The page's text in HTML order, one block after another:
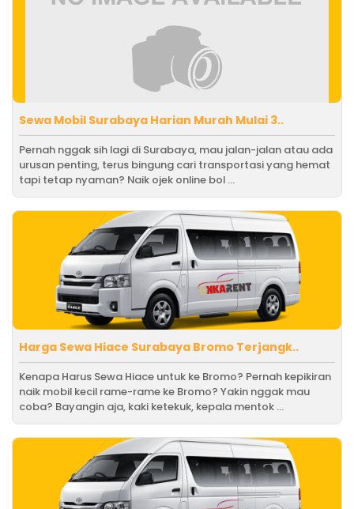
Sewa Mobil Surabaya Harian Murah Mulai 3..
Pernah nggak sih lagi di Surabaya, mau jalan-jalan atau ada
urusan penting, terus bingung cari transportasi yang hemat
tapi tetap nyaman? Naik ojek online bol ...
Harga Sewa Hiace Surabaya Bromo Terjangk..
Kenapa Harus Sewa Hiace untuk ke Bromo? Pernah kepikiran
naik mobil kecil rame-rame ke Bromo? Yakin nggak mau
coba? Bayangin aja, kaki ketekuk, kepala mentok ...